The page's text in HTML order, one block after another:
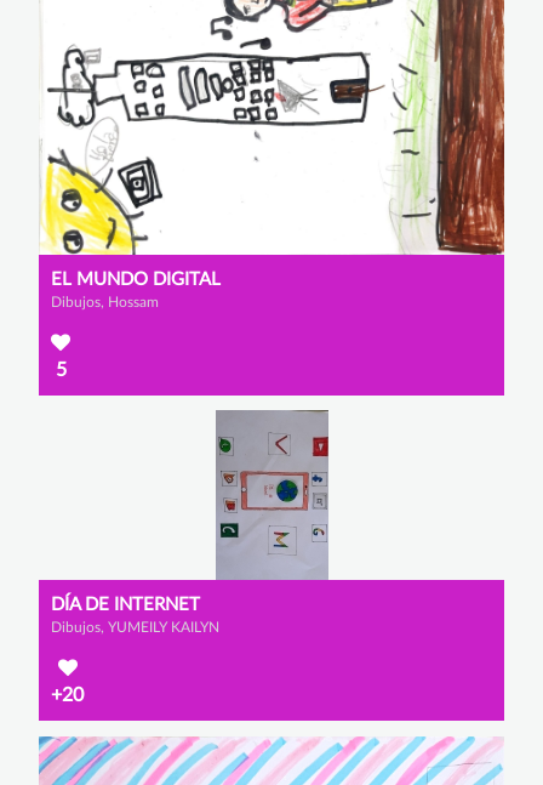
EL MUNDO DIGITAL
Dibujos, Hossam
5
DÍA DE INTERNET
Dibujos, YUMEILY KAILYN
+20